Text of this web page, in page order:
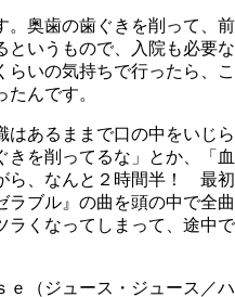
。奥歯の歯ぐきを削って、前
というもので、入院も必要な
らいの気持ちで行ったら、こ
んです。
はあるままで口の中をいじら
を削ってるな」とか、「血
ら、なんと２時間半！ 最初
ラブル』の曲を頭の中で全曲
ラくなってしまって、途中で
ｅ（ジュース・ジュース／ハ